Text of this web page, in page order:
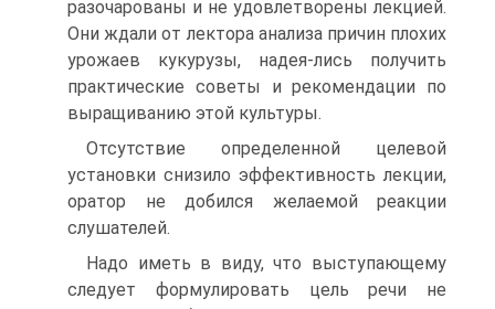
разочарованы и не удовлетворены лекцией.
Они ждали от лектора анализа причин плохих
урожаев кукурузы, надея-лись получить
практические советы и рекомендации по
выращиванию этой культуры.
Отсутствие определенной целевой
установки снизило эффективность лекции,
оратор не добился желаемой реакции
слушателей.
Надо иметь в виду, что выступающему
следует формулировать цель речи не